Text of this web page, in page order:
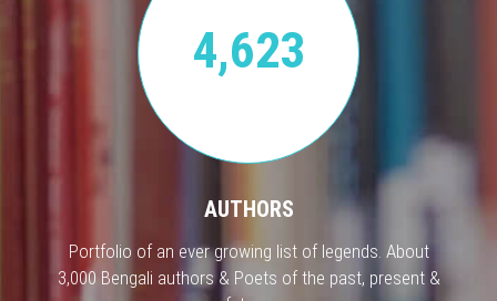
4,623
AUTHORS
Portfolio of an ever growing list of legends. About
3,000 Bengali authors & Poets of the past, present &